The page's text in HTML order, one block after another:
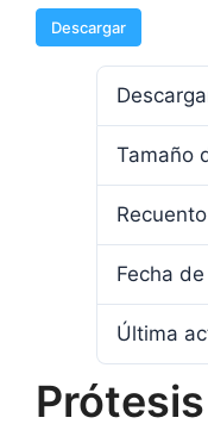
Descargar
Tamaño
Fecha
Última
Prótesis